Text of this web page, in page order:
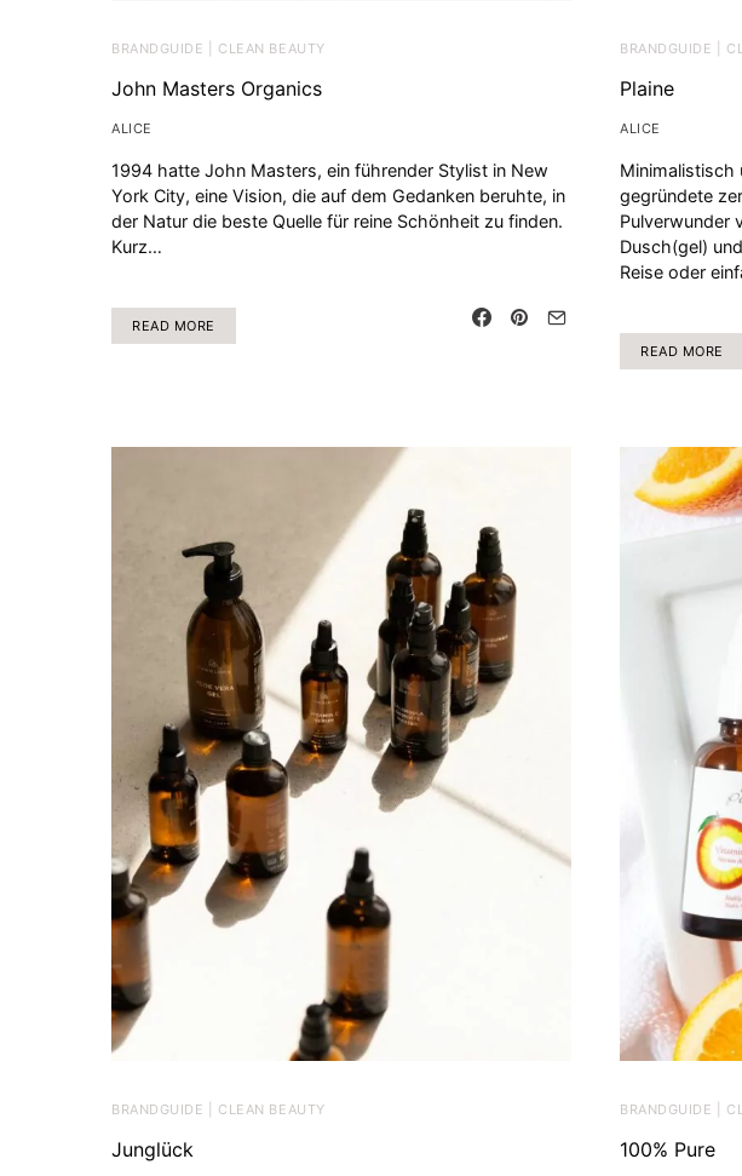
BRANDGUIDE | CLEAN BEAUTY
John Masters Organics
ALICE
1994 hatte John Masters, ein führender Stylist in New
York City, eine Vision, die auf dem Gedanken beruhte, in
der Natur die beste Quelle für reine Schönheit zu finden.
Kurz…
READ MORE
BRANDGUIDE |
Plaine
ALICE
Minimalistisch
gegründete
Pulverwunder
Dusch(gel)
Reise oder
READ MORE
BRANDGUIDE | CLEAN BEAUTY
Junglück
BRANDGUIDE |
100% Pure